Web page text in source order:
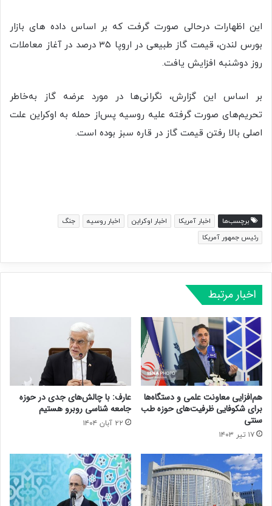
این اظهارات درحالی صورت گرفت که بر اساس داده های بازار
بورس لندن، قیمت گاز طبیعی در اروپا ۳۵ درصد در آغاز معاملات
روز دوشنبه افزایش یافت.
بر اساس این گزارش، نگرانی‌ها در مورد عرضه گاز به‌خاطر
تحریم‌های صورت گرفته علیه روسیه پس‌از حمله به اوکراین علت
اصلی بالا رفتن قیمت گاز در قاره سبز بوده ‌است.
برچسب‌ها اخبار آمریکا اخبار اوکراین اخبار روسیه
جنگ
رئیس جمهور آمریکا
اخبار مرتبط
هم‌افزایی معاونت علمی و دستگاه‌ها
برای شکوفایی ظرفیت‌های حوزه طب
سنتی
۱۷ تیر ۱۴۰۳
عارف: با چالش‌های جدی در حوزه
جامعه شناسی روبرو هستیم
۲۲ آبان ۱۴۰۴